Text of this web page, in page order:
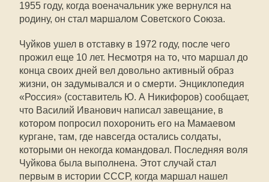
1955 году, когда военачальник уже вернулся на
родину, он стал маршалом Советского Союза.
Чуйков ушел в отставку в 1972 году, после чего
прожил еще 10 лет. Несмотря на то, что маршал до
конца своих дней вел довольно активный образ
жизни, он задумывался и о смерти. Энциклопедия
«Россия» (составитель Ю. А Никифоров) сообщает,
что Василий Иванович написал завещание, в
котором попросил похоронить его на Мамаевом
кургане, там, где навсегда остались солдаты,
которыми он некогда командовал. Последняя воля
Чуйкова была выполнена. Этот случай стал
первым в истории СССР, когда маршал нашел